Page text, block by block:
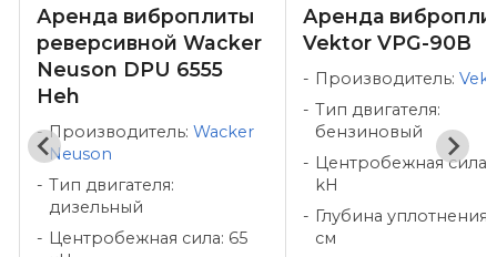
Аренда виброплиты
реверсивной Wacker
Neuson DPU 6555
Heh
Производитель: Wacker
Neuson
Тип двигателя:
дизельный
Центробежная сила: 65
Аренда
Vektor VPG-90B
Производитель:
Тип двигателя:
бензиновый
Центробежная сила:
kH
Глубина уплотнения:
см